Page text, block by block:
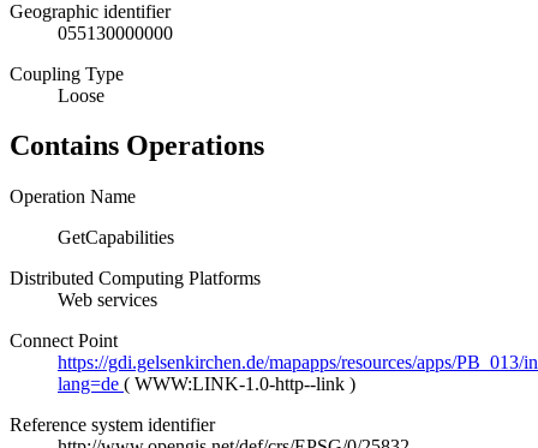
Geographic identifier
055130000000
Coupling Type
Loose
Contains Operations
Operation Name
GetCapabilities
Distributed Computing Platforms
Web services
Connect Point
https://gdi.gelsenkirchen.de/mapapps/resources/apps/PB_013/
lang=de ( WWW:LINK-1.0-http--link )
Reference system identifier